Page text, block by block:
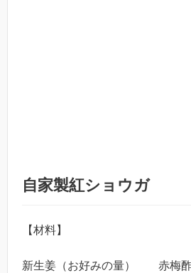
自家製紅ショウガ
【材料】
新生姜（お好みの量） 赤梅